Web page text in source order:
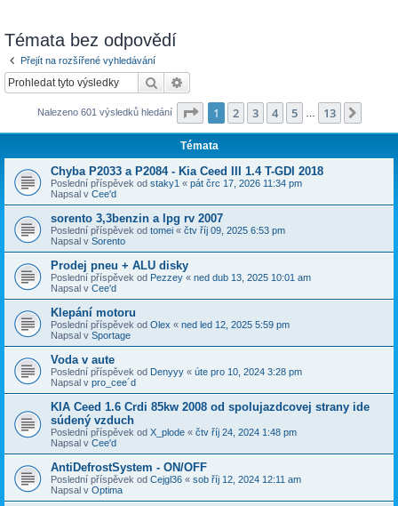
Témata bez odpovědí
Přejít na rozšířené vyhledávání
Hledat
Nalezeno 601 výsledků hledání Stránka z 13
1 2 3 4 5 13
Témata
Chyba P2033 a P2084 - Kia Ceed III 1.4 T-GDI 2018
Poslední příspěvek od staky1 « pát črc 17, 2026 11:34 pm
Napsal v Cee'd
sorento 3,3benzin a lpg rv 2007
Poslední příspěvek od tomei « čtv říj 09, 2025 6:53 pm
Napsal v Sorento
Prodej pneu + ALU disky
Poslední příspěvek od Pezzey « ned dub 13, 2025 10:01 am
Napsal v Cee'd
Klepání motoru
Poslední příspěvek od Olex « ned led 12, 2025 5:59 pm
Napsal v Sportage
Voda v aute
Poslední příspěvek od Denyyy « úte pro 10, 2024 3:28 pm
Napsal v pro_cee´d
KIA Ceed 1.6 Crdi 85kw 2008 od spolujazdcovej strany ide
súdený vzduch
Poslední příspěvek od X_plode « čtv říj 24, 2024 1:48 pm
Napsal v Cee'd
AntiDefrostSystem - ON/OFF
Poslední příspěvek od Cejgl36 « sob říj 12, 2024 12:11 am
Napsal v Optima